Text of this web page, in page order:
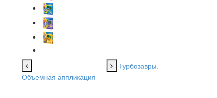
Турбозавры.
Объемная аппликация